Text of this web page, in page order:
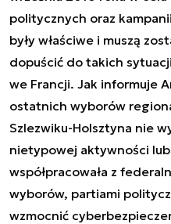
politycznych oraz
były właściwe i muszą
dopuścić do takich
we Francji. Jak informuje
ostatnich wyborów
Szlezwiku-Holsztyna nie
nietypowej aktywności
współpracowała z
wyborów, partiami
wzmocnić